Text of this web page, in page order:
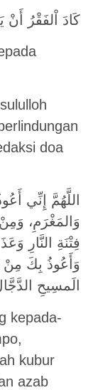
كَادَ اْلفَقْرُ أَنْ
doa
اللَّهُمَّ إِنِّي
وَالمَغْرَمِ،
فِتْنَةِ النَّارِ
وَأَعُوذُ بِكَ مِنْ
الَمسِيحِ
kepada-
kubur
azab